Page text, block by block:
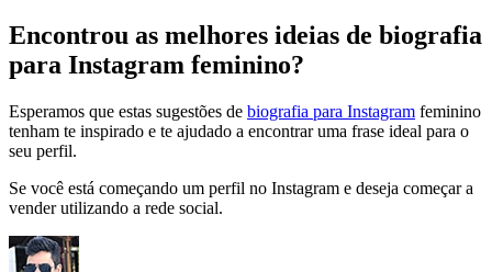
Encontrou as melhores ideias de biografia
para Instagram feminino?
Esperamos que estas sugestões de biografia para Instagram feminino
tenham te inspirado e te ajudado a encontrar uma frase ideal para o
seu perfil.
Se você está começando um perfil no Instagram e deseja começar a
vender utilizando a rede social.